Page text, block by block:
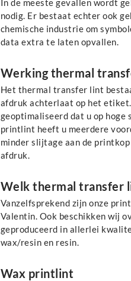
In de meeste gevallen wordt
nodig. Er bestaat echter ook
chemische industrie om
data extra te laten opvallen.
Werking thermal
Het thermal transfer lint
afdruk achterlaat op het
geoptimaliseerd dat u op
printlint heeft u meerdere
minder slijtage aan de
afdruk.
Welk thermal transfer
Vanzelfsprekend zijn onze
Valentin. Ook beschikken wij
geproduceerd in allerlei
wax/resin en resin.
Wax printlint